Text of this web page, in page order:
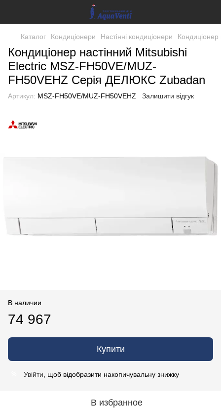
Каталог Кондиціонери Настінні кондиціонери
Кондиціонер настінний Mitsubishi
Electric MSZ-FH50VE/MUZ-
FH50VEHZ Серія ДЕЛЮКС Zubadan
Артикул: MSZ-FH50VE/MUZ-FH50VEHZ Залишити відгук
В наличии
74 967
Купити
Увійти , щоб відобразити накопичувальну знижку
В избранное